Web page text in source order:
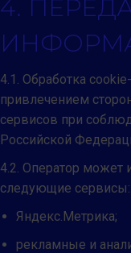
4.
4.1. Обработка
привлечением
сервисов при
Российской
4.2. Оператор может
следующие сервисы:
Яндекс.Метрика;
рекламные и